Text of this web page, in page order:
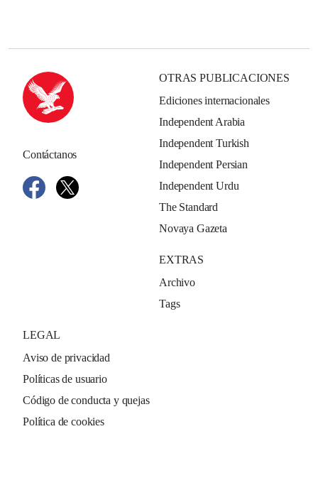
Contáctanos
OTRAS PUBLICACIONES
Ediciones internacionales
Independent Arabia
Independent Turkish
Independent Persian
Independent Urdu
The Standard
Novaya Gazeta
EXTRAS
Archivo
Tags
LEGAL
Aviso de privacidad
Políticas de usuario
Código de conducta y quejas
Política de cookies